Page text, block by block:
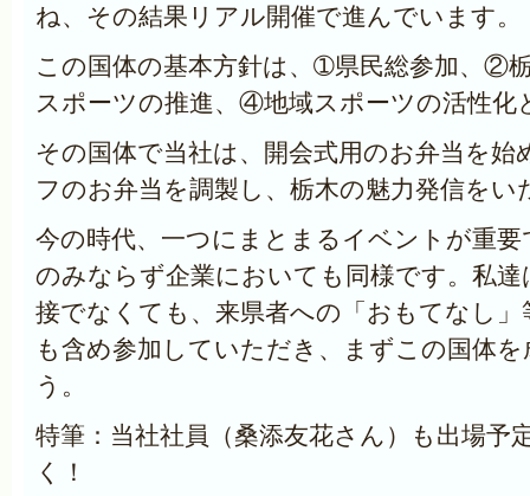
ね、その結果リアル開催で進んでいます。
この国体の基本方針は、➀県民総参加、②
スポーツの推進、④地域スポーツの活性化
その国体で当社は、開会式用のお弁当を始
フのお弁当を調製し、栃木の魅力発信をい
今の時代、一つにまとまるイベントが重要
のみならず企業においても同様です。私
接でなくても、来県者への「おもてなし」
も含め参加していただき、まずこの国体
う。
特筆：当社社員（桑添友花さん）も出場予
く！